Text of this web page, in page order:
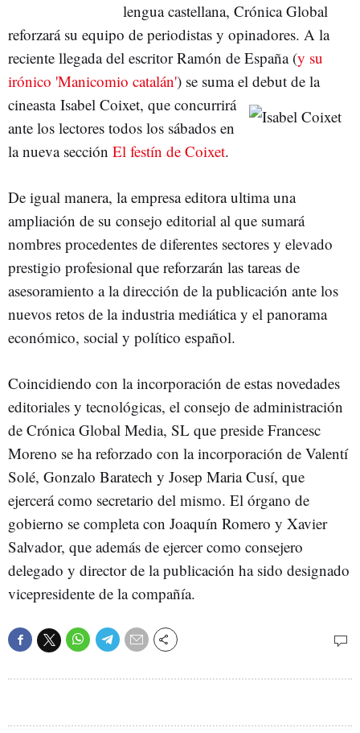
lengua castellana, Crónica Global
reforzará su equipo de periodistas y opinadores. A la
reciente llegada del escritor Ramón de España (y su
irónico 'Manicomio catalán') se suma el debut de la
cineastaIsabel Coixet, que concurrirá
ante los lectores todos los sábados en
la nueva sección El festín de Coixet.
De igual manera, la empresa editora ultima una
ampliación de su consejo editorial al que sumará
nombres procedentes de diferentes sectores y elevado
prestigio profesional que reforzarán las tareas de
asesoramiento a la dirección de la publicación ante los
nuevos retos de la industria mediática y el panorama
económico, social y político español.
Coincidiendo con la incorporación de estas novedades
editoriales y tecnológicas, el consejo de administración
de Crónica Global Media, SL que preside Francesc
Moreno se ha reforzado con la incorporación de Valentí
Solé, Gonzalo Baratech y Josep Maria Cusí, que
ejercerá como secretario del mismo. El órgano de
gobierno se completa con Joaquín Romero y Xavier
Salvador, que además de ejercer como consejero
delegado y director de la publicación ha sido designado
vicepresidente de la compañía.